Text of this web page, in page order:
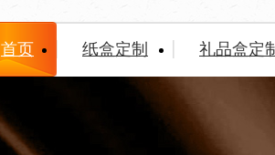
首页 纸盒定制 礼品盒定